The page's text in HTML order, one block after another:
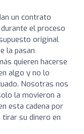
un contrato
el proceso
original
la pasan
quieren hacerse
algo y no lo
Nosotras nos
la movieron a
esta cadena por
tirar su dinero en